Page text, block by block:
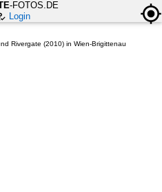
-FOTOS.DE
Login
Rivergate (2010) in Wien-Brigittenau